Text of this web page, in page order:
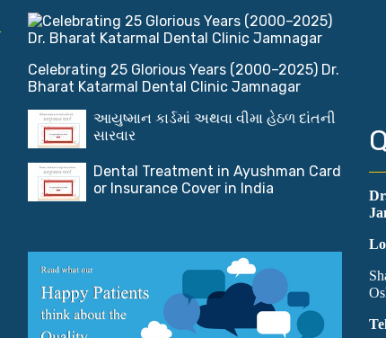
Celebrating 25 Glorious Years (2000–2025) Dr.
Bharat Katarmal Dental Clinic Jamnagar
આયુષ્માન કાર્ડમાં અથવા વીમા હેઠળ દાંતની
સારવાર
Dental Treatment in Ayushman Card
or Insurance Cover in India